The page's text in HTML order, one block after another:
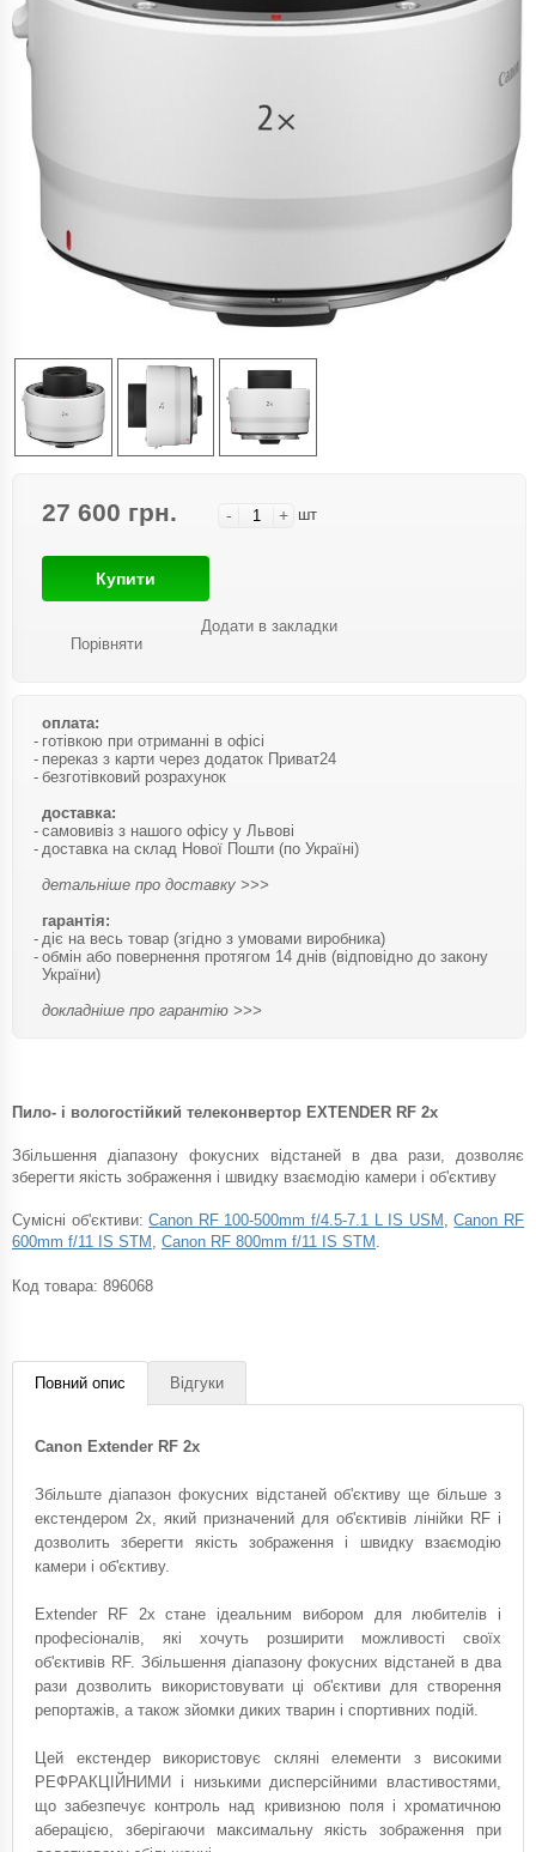
27 600 грн. - + шт
Купити
Порівняти
Додати в закладки
оплата:
готівкою при отриманні в офісі
переказ з карти через додаток Приват24
безготівковий розрахунок
доставка:
самовивіз з нашого офісу у Львові
доставка на склад Нової Пошти (по Україні)
детальніше про доставку >>>
гарантія:
діє на весь товар (згідно з умовами виробника)
обмін або повернення протягом 14 днів (відповідно до закону
України)
докладніше про гарантію >>>
Пило- і вологостійкий телеконвертор EXTENDER RF 2x
Збільшення діапазону фокусних відстаней в два рази, дозволяє
зберегти якість зображення і швидку взаємодію камери і об'єктиву
Сумісні об'єктиви:Canon RF 100-500mm f/4.5-7.1 L IS USM ,Canon RF
600mm f/11 IS STM Canon RF 800mm f/11 IS STM
Код товара: 896068
Повний опис Відгуки
Canon Extender RF 2x
Збільште діапазон фокусних відстаней об'єктиву ще більше з
екстендером 2x, який призначений для об'єктивів лінійки RF і
дозволить зберегти якість зображення і швидку взаємодію
камери і об'єктиву.
Extender RF 2x стане ідеальним вибором для любителів і
професіоналів, які хочуть розширити можливості своїх
об'єктивів RF. Збільшення діапазону фокусних відстаней в два
рази дозволить використовувати ці об'єктиви для створення
репортажів, а також зйомки диких тварин і спортивних подій.
Цей екстендер використовує скляні елементи з високими
РЕФРАКЦІЙНИМИ і низькими дисперсійними властивостями,
що забезпечує контроль над кривизною поля і хроматичною
аберацією, зберігаючи максимальну якість зображення при